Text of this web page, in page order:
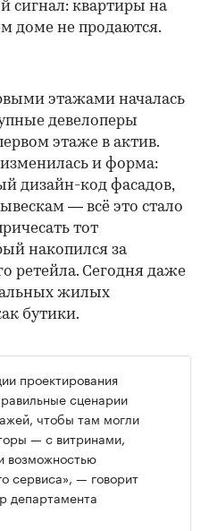
сигнал: квартиры на
доме не продаются.
этажами началась
девелоперы
этаже в актив.
и форма:
дизайн-код фасадов,
— всё это стало
тот
накопился за
ретейла. Сегодня даже
жилых
бутики.
проектирования
сценарии
чтобы там могли
— с витринами,
возможностью
сервиса», — говорит
департамента